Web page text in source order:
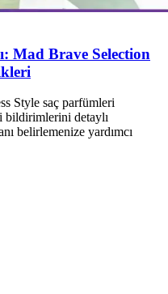
Mad Brave Selection
Style saç parfümleri
bildirimlerini detaylı
belirlemenize yardımcı